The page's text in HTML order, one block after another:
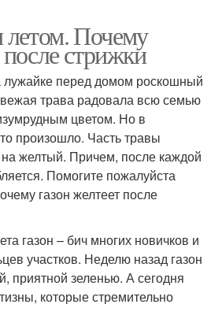
летом. Почему
стрижки
лужайке перед домом роскошный
трава радовала всю семью
цветом. Но в
произошло. Часть травы
желтый. Причем, после каждой
Помогите пожалуйста
газон желтеет после
газон – бич многих новичков и
участков. Неделю назад газон
приятной зеленью. А сегодня
которые стремительно